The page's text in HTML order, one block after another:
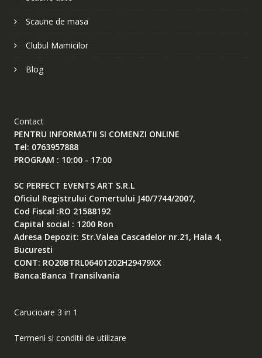
Scaune de masa
Clubul Mamicilor
Blog
Contact
PENTRU INFORMATII SI COMENZI ONLINE
Tel: 0763957888
PROGRAM : 10:00 - 17:00
SC PERFECT EVENTS ART S.R.L
Oficiul Registrului Comertului J40/7744/2007,
Cod Fiscal :RO 21588192
Capital social : 1200 Ron
Adresa Depozit: Str.Valea Cascadelor nr.21, Hala 4,
Bucuresti
CONT: RO20BTRL06401202H29479XX
Banca:Banca Transilvania
Carucioare 3 in 1
Termeni si conditii de utilizare